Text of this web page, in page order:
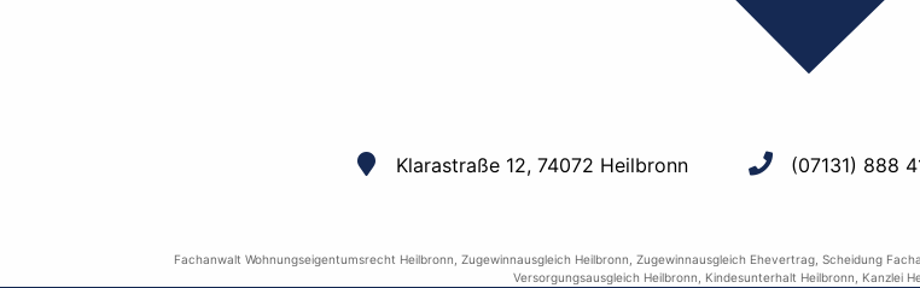
Klarastraße 12, 74072 Heilbronn (07131) 888
Fachanwalt Wohnungseigentumsrecht Heilbronn Zugewinnausgleich Heilbronn Zugewinnausgleich Ehevertrag Scheidung
Versorgungsausgleich Heilbronn
Kindesunterhalt Heilbronn Kanzlei